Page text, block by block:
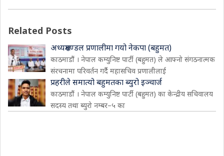
Related Posts
अध्यक्षमण्डल प्रणालीमा गयो नेकपा (बहुमत)
काठमाडौं । नेपाल कम्युनिष्ट पार्टी (बहुमत) ले आफ्नो संगठनात्मक
संरचनामा परिवर्तन गर्दै महासचिव प्रणालीलाई
प्रहरीले समात्यो बहुमतका ब्युरो इञ्चार्ज
काठमाडौं । नेपाल कम्युनिष्ट पार्टी (बहुमत) का केन्द्रीय सचिवालय
सदस्य तथा ब्युरो नम्बर–५ का